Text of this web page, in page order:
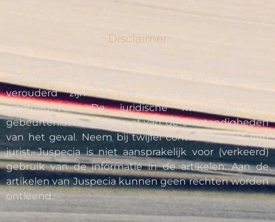
Disclaimer
De artikelen van Juspecia zijn met aandacht en
zorgvuldigheid geschreven. Toch kan informatie
verouderd zijn of niet helemaal correct zijn
weergegeven. De juridische kwalificatie van
gebeurtenissen hangen af van de omstandigheden
van het geval. Neem bij twijfel contact op met een
jurist. Juspecia is niet aansprakelijk voor (verkeerd)
gebruik van de informatie in de artikelen. Aan de
artikelen van Juspecia kunnen geen rechten worden
ontleend.